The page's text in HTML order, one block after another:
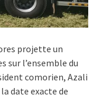
projette un
sur l’ensemble du
comorien, Azali
date exacte de